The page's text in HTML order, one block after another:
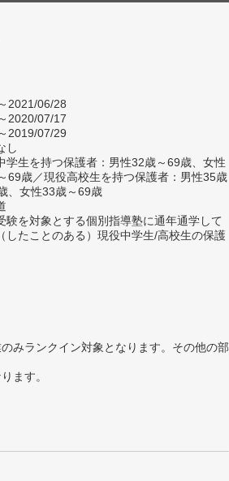
2021/06/28
2020/07/17
2019/07/29
し
学生を持つ保護者：男性32歳～69歳、女性
69歳／現役高校生を持つ保護者：男性35歳
、女性33歳～69歳
験を対象とする個別指導塾に通年通学して
したことのある）現役中学生/高校生の保護
みランクイン対象となります。その他の部
ます。